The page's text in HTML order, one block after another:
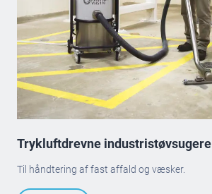
Trykluftdrevne industristøvsugere
Til håndtering af fast affald og væsker.